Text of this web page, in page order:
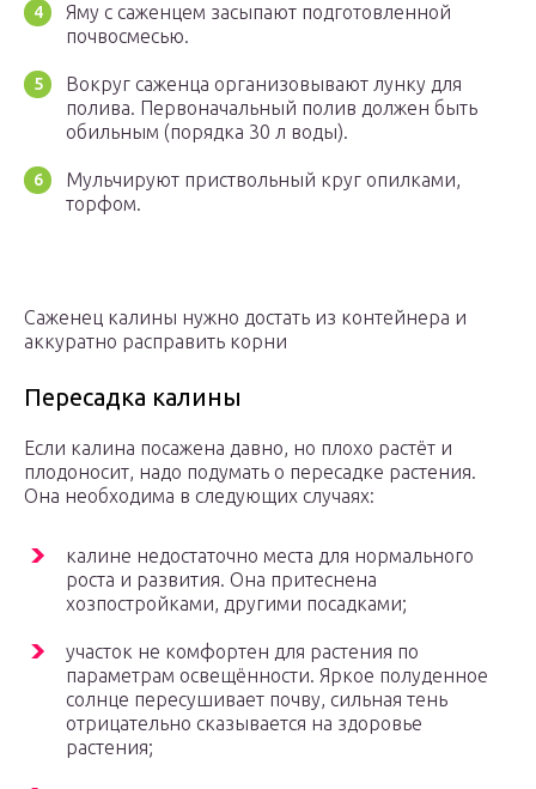
Яму с саженцем засыпают подготовленной
почвосмесью.
Вокруг саженца организовывают лунку для
полива. Первоначальный полив должен быть
обильным (порядка 30 л воды).
Мульчируют приствольный круг опилками,
торфом.
Саженец калины нужно достать из контейнера и
аккуратно расправить корни
Пересадка калины
Если калина посажена давно, но плохо растёт и
плодоносит, надо подумать о пересадке растения.
Она необходима в следующих случаях:
калине недостаточно места для нормального
роста и развития. Она притеснена
хозпостройками, другими посадками;
участок не комфортен для растения по
параметрам освещённости. Яркое полуденное
солнце пересушивает почву, сильная тень
отрицательно сказывается на здоровье
растения;